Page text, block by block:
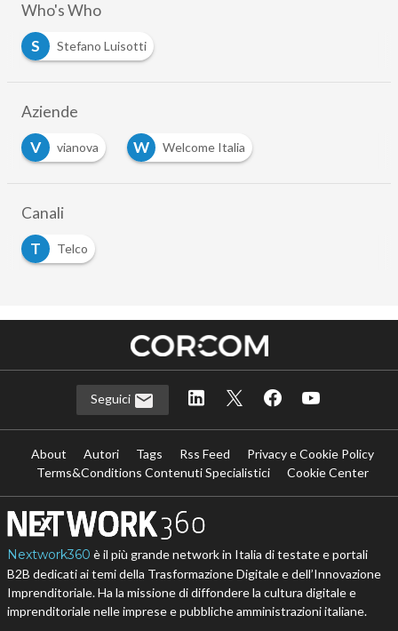
Who's Who
S
Stefano Luisotti
Aziende
V
vianova W Welcome Italia
Canali
T
Telco
Seguici
About Autori Tags Rss Feed
Privacy e Cookie Policy
Terms&Conditions Contenuti Specialistici
Cookie Center
Nextwork360 è il più grande network in Italia di testate e portali
B2B dedicati ai temi della Trasformazione Digitale e dell’Innovazione
Imprenditoriale. Ha la missione di diffondere la cultura digitale e
imprenditoriale nelle imprese e pubbliche amministrazioni italiane.